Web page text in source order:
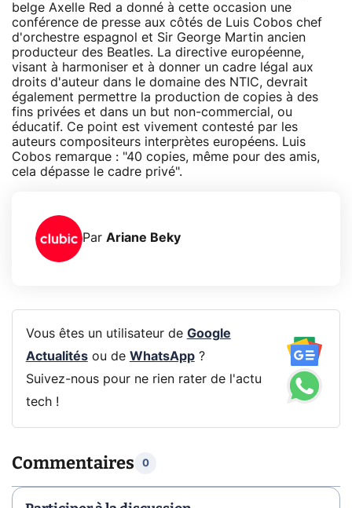
belge Axelle Red a donné à cette occasion une
conférence de presse aux côtés de Luis Cobos chef
d'orchestre espagnol et Sir George Martin ancien
producteur des Beatles. La directive européenne,
visant à harmoniser et à donner un cadre légal aux
droits d'auteur dans le domaine des NTIC, devrait
également permettre la production de copies à des
fins privées et dans un but non-commercial, ou
éducatif. Ce point est vivement contesté par les
auteurs compositeurs interprètes européens. Luis
Cobos remarque : "40 copies, même pour des amis,
cela dépasse le cadre privé".
Par Ariane Beky
Vous êtes un utilisateur de Google
Actualitésou de WhatsApp?
Suivez-nous pour ne rien rater de l'actu
tech !
Commentaires 0